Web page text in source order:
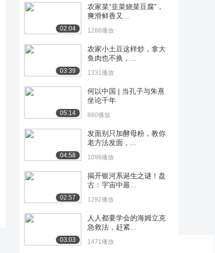
02:04
农家菜“韭菜烧菜豆腐”，
爽滑鲜香又...
1288播放
03:39
农家小土豆这样炒，拿大
鱼肉也不换，...
1331播放
05:14
何以中国 | 当孔子与朱熹
坐论千年
880播放
04:58
发面别只加酵母粉，教你
老方法发面，...
1098播放
02:57
揭开银河系诞生之谜！盘
古：宇宙中最...
1292播放
03:03
人人都要学会的海姆立克
急救法，赶紧...
1471播放